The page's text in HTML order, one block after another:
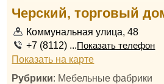
Черский, торговый
Коммунальная улица, 48
+7 (8112) ...Показать телефон
Показать на карте
Рубрики: Мебельные фабрики